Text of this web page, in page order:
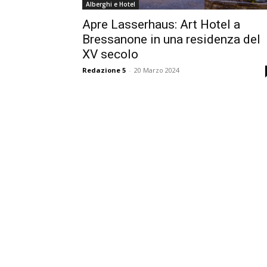
Alberghi e Hotel
Apre Lasserhaus: Art Hotel a
Bressanone in una residenza del
XV secolo
Redazione 5 - 20 Marzo 2024